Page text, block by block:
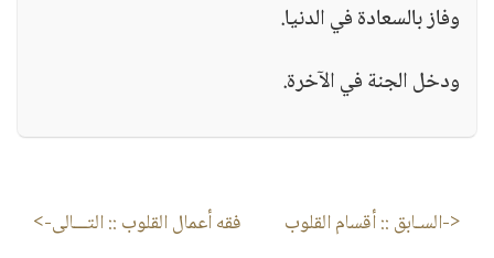
وفاز بالسعادة في الدنيا.
ودخل الجنة في الآخرة.
<-السـابق ::أقسام القلوب فقه أعمال القلوب :: التـــالى->